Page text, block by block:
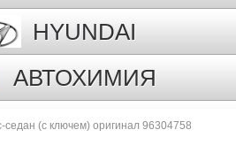
HYUNDAI
АВТОХИМИЯ
седан (с ключем) оригинал 96304758